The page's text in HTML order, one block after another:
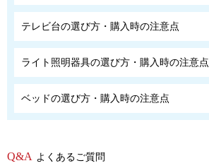
テレビ台の選び方・購入時の注意点
ライト照明器具の選び方・購入時の注意点
ベッドの選び方・購入時の注意点
よくあるご質問